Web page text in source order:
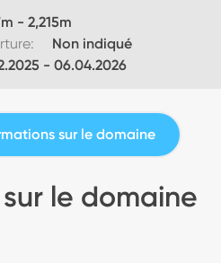
m - 2,215m
Non indiqué
- 06.04.2026
le domaine
sur le domaine